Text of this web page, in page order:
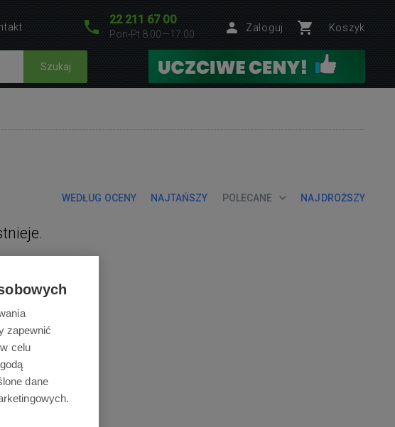
22 211 67 00
Pon-Pt 8:00—17:00
Zaloguj Koszyk
Szukaj
WEDŁUG OCENY NAJTAŃSZY POLECANE NAJDROŻSZY
zapewnić
celu
dane